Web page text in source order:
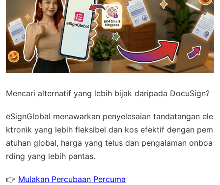
Mencari alternatif yang lebih bijak daripada DocuSign?
eSignGlobal menawarkan penyelesaian tandatangan ele
ktronik yang lebih fleksibel dan kos efektif dengan pem
atuhan global, harga yang telus dan pengalaman onboa
rding yang lebih pantas.
👉 Mulakan Percubaan Percuma